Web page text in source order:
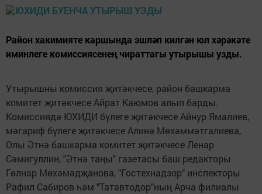
Район хакимияте каршында эшләп килгән юл хәрәкәте
иминлеге комиссиясенең чираттагы утырышы узды.
Утырышны комиссия җитәкчесе, район башкарма
комитет җитәкчесе Айрат Каюмов алып барды.
Комиссиядә ЮХИДИ бүлеге җитәкчесе Айнур Ямалиев,
мәгариф бүлеге җитәкчесе Алинә Мөхәммәтгалиева,
Олы Әтнә башкарма комитет җитәкчесе Ленар
Сәмигуллин, "Әтнә таңы" газетасы баш редакторы
Гөлнар Мөхәмәдҗанова, "Гостехнадзор" инспекторы
Рафил Сабиров һәм "Татавтодор"ның Арча филиалы